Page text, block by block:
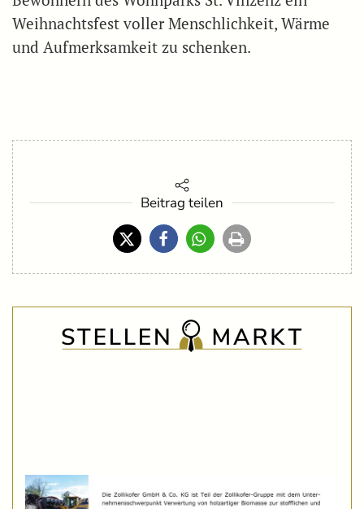
Weihnachtsfest voller Menschlichkeit, Wärme
und Aufmerksamkeit zu schenken.
Beitrag teilen